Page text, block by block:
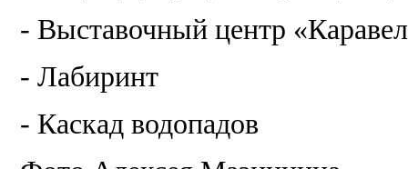
- Выставочный центр
- Лабиринт
- Каскад водопадов